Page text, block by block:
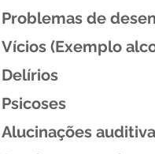
Problemas de
Vícios (Exemplo
Delírios
Psicoses
Alucinações